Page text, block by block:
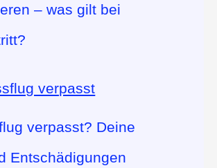
– was gilt bei
verpasst? Deine
Entschädigungen